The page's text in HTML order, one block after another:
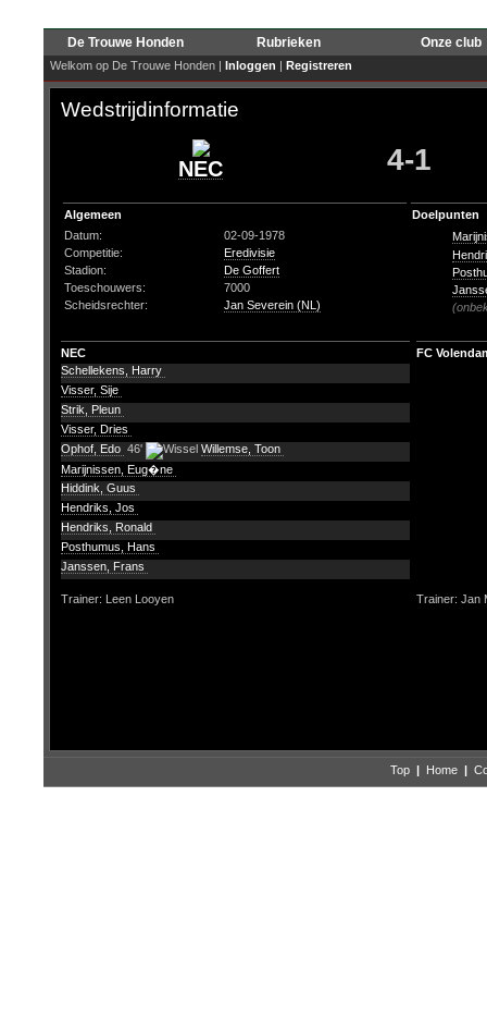
De Trouwe Honden Rubrieken Onze club
Welkom op De Trouwe Honden | Inloggen | Registreren
Wedstrijdinformatie
NEC 4-1
Algemeen
Datum:
02-09-1978
Competitie:
Eredivisie
Stadion:
De Goffert
Toeschouwers:
7000
Scheidsrechter:
Jan Severein (NL)
Doelpunten
NEC
FC
Schellekens, Harry
Visser, Sije
Strik, Pleun
Visser, Dries
Ophof, Edo 46'
Willemse, Toon
Marijnissen, Eug�ne
Hiddink, Guus
Hendriks, Jos
Hendriks, Ronald
Posthumus, Hans
Janssen, Frans
Trainer: Leen Looyen Trainer: Jan
Top | Home |